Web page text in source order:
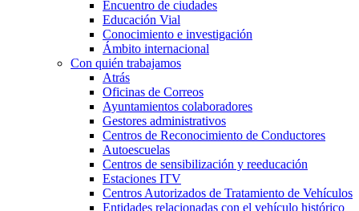
Encuentro de ciudades
Educación Vial
Conocimiento e investigación
Ámbito internacional
Con quién trabajamos
Atrás
Oficinas de Correos
Ayuntamientos colaboradores
Gestores administrativos
Centros de Reconocimiento de Conductores
Autoescuelas
Centros de sensibilización y reeducación
Estaciones ITV
Centros Autorizados de Tratamiento de Vehículos
Entidades relacionadas con el vehículo histórico